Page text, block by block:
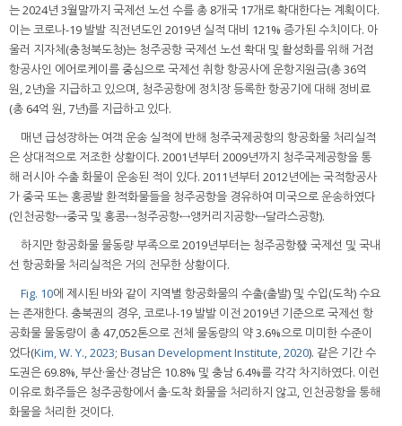
는 2024년 3월말까지 국제선 노선 수를 총 8개국 17개로 확대한다는 계획이다.
이는 코로나-19 발발 직전년도인 2019년 실적 대비 121% 증가된 수치이다. 아
울러 지자체(충청북도청)는 청주공항 국제선 노선 확대 및 활성화를 위해 거점
항공사인 에어로케이를 중심으로 국제선 취항 항공사에 운항지원금(총 36억
원, 2년)을 지급하고 있으며, 청주공항에 정치장 등록한 항공기에 대해 정비료
(총 64억 원, 7년)를 지급하고 있다.
매년 급성장하는 여객 운송 실적에 반해 청주국제공항의 항공화물 처리실적
은 상대적으로 저조한 상황이다. 2001년부터 2009년까지 청주국제공항을 통
해 러시아 수출 화물이 운송된 적이 있다. 2011년부터 2012년에는 국적항공사
가 중국 또는 홍콩발 환적화물들을 청주공항을 경유하여 미국으로 운송하였다
(인천공항↔중국 및 홍콩↔청주공항↔앵커리지공항↔달라스공항).
하지만 항공화물 물동량 부족으로 2019년부터는 청주공항發 국제선 및 국내
선 항공화물 처리실적은 거의 전무한 상황이다.
Fig. 10에 제시된 바와 같이 지역별 항공화물의 수출(출발) 및 수입(도착) 수요
는 존재한다. 충북권의 경우, 코로나-19 발발 이전 2019년 기준으로 국제선 항
공화물 물동량이 총 47,052톤으로 전체 물동량의 약 3.6%으로 미미한 수준이
었다(Kim, W. Y., 2023; Busan Development Institute, 2020). 같은 기간 수
도권은 69.8%, 부산·울산·경남은 10.8% 및 충남 6.4%를 각각 차지하였다. 이런
이유로 화주들은 청주공항에서 출·도착 화물을 처리하지 않고, 인천공항을 통해
화물을 처리한 것이다.